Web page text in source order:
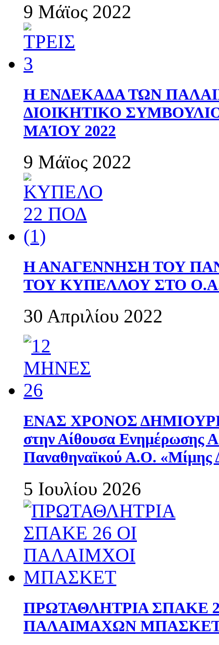
9 Μάϊος 2022
Η ΕΝΔΕΚΑΔΑ ΤΩΝ
ΔΙΟΙΚΗΤΙΚΟ
ΜΑΊΟΥ 2022
9 Μάϊος 2022
Η ΑΝΑΓΕΝΝΗΣΗ ΤΟΥ
ΤΟΥ ΚΥΠΕΛΛΟΥ ΣΤΟ
30 Απριλίου 2022
ΕΝΑΣ ΧΡΟΝΟΣ
στην Αίθουσα Ενημέρωσης
Παναθηναϊκού Α.Ο. «Μίμης
5 Ιουλίου 2026
ΠΡΩΤΑΘΛΗΤΡΙΑ ΣΠΑΚΕ
ΠΑΛΑΙΜΑΧΩΝ